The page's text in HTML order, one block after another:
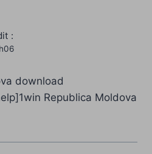
:
download
Republica Moldova